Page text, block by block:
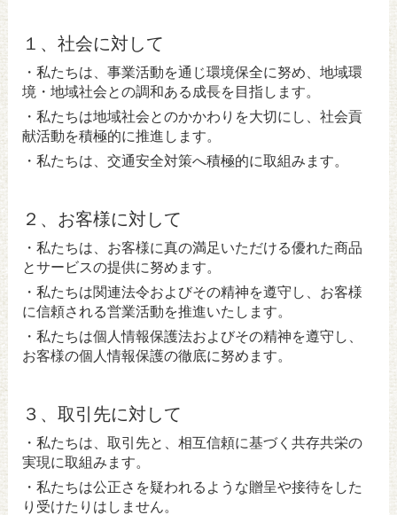
１、社会に対して
・私たちは、事業活動を通じ環境保全に努め、地域環
境・地域社会との調和ある成長を目指します。
・私たちは地域社会とのかかわりを大切にし、社会貢
献活動を積極的に推進します。
・私たちは、交通安全対策へ積極的に取組みます。
２、お客様に対して
・私たちは、お客様に真の満足いただける優れた商品
とサービスの提供に努めます。
・私たちは関連法令およびその精神を遵守し、お客様
に信頼される営業活動を推進いたします。
・私たちは個人情報保護法およびその精神を遵守し、
お客様の個人情報保護の徹底に努めます。
３、取引先に対して
・私たちは、取引先と、相互信頼に基づく共存共栄の
実現に取組みます。
・私たちは公正さを疑われるような贈呈や接待をした
り受けたりはしません。